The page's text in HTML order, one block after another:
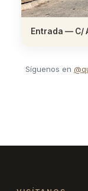
Entrada — C/
Síguenos en